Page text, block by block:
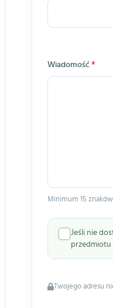
Wiadomość *
Minimum 15
Jeśli nie
przedmiotu
Twojego adresu